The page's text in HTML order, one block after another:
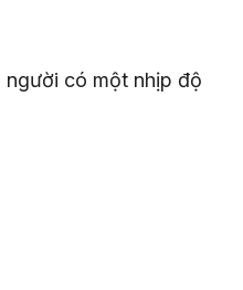
có một nhịp độ